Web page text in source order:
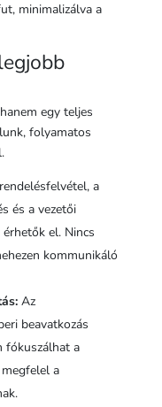
minimalizálva a
egy teljes
folyamatos
a
és a vezetői
el. Nincs
kommunikáló
Az
beavatkozás
fókuszálhat a
a